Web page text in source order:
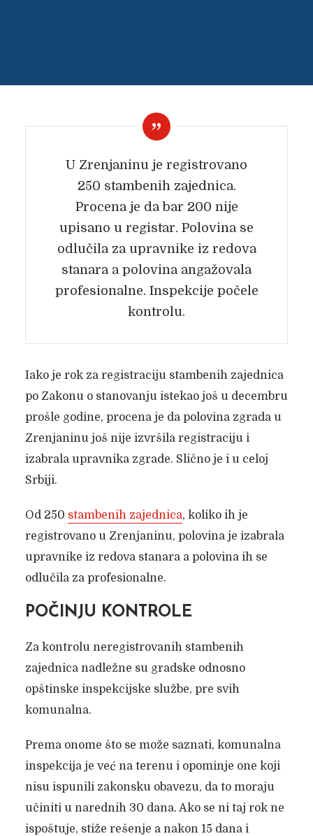
U Zrenjaninu je registrovano
250 stambenih zajednica.
Procena je da bar 200 nije
upisano u registar. Polovina se
odlučila za upravnike iz redova
stanara a polovina angažovala
profesionalne. Inspekcije počele
kontrolu.
Iako je rok za registraciju stambenih zajednica
po Zakonu o stanovanju istekao još u decembru
prošle godine, procena je da polovina zgrada u
Zrenjaninu još nije izvršila registraciju i
izabrala upravnika zgrade. Slično je i u celoj
Srbiji.
Od 250 stambenih zajednica, koliko ih je
registrovano u Zrenjaninu, polovina je izabrala
upravnike iz redova stanara a polovina ih se
odlučila za profesionalne.
POČINJU KONTROLE
Za kontrolu neregistrovanih stambenih
zajednica nadležne su gradske odnosno
opštinske inspekcijske službe, pre svih
komunalna.
Prema onome što se može saznati, komunalna
inspekcija je već na terenu i opominje one koji
nisu ispunili zakonsku obavezu, da to moraju
učiniti u narednih 30 dana. Ako se ni taj rok ne
ispoštuje, stiže rešenje a nakon 15 dana i